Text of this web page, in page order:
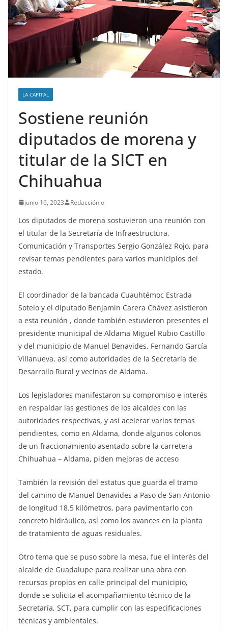
LA CAPITAL
Sostiene reunión
diputados de morena y
titular de la SICT en
Chihuahua
junio 16, 2023 Redacción o
Los diputados de morena sostuvieron una reunión con
el titular de la Secretaría de Infraestructura,
Comunicación y Transportes Sergio González Rojo, para
revisar temas pendientes para varios municipios del
estado.
El coordinador de la bancada Cuauhtémoc Estrada
Sotelo y el diputado Benjamín Carera Chávez asistieron
a esta reunión , donde también estuvieron presentes el
presidente municipal de Aldama Miguel Rubio Castillo
y del municipio de Manuel Benavides, Fernando García
Villanueva, así como autoridades de la Secretaría de
Desarrollo Rural y vecinos de Aldama.
Los legisladores manifestaron su compromiso e interés
en respaldar las gestiones de los alcaldes con las
autoridades respectivas, y así acelerar varios temas
pendientes, como en Aldama, donde algunos colonos
de un fraccionamiento asentado sobre la carretera
Chihuahua – Aldama, piden mejoras de acceso
También la revisión del estatus que guarda el tramo
del camino de Manuel Benavides a Paso de San Antonio
de longitud 18.5 kilómetros, para pavimentarlo con
concreto hidráulico, así como los avances en la planta
de tratamiento de aguas residuales.
Otro tema que se puso sobre la mesa, fue el interés del
alcalde de Guadalupe para realizar una obra con
recursos propios en calle principal del municipio,
donde se solicita el acompañamiento técnico de la
Secretaría, SCT, para cumplir con las especificaciones
técnicas y ambientales.